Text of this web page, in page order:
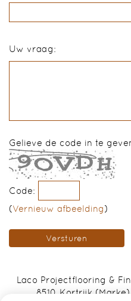
Uw vraag:
Gelieve de code in te
Code:
(Vernieuw afbeelding)
Laco Projectflooring &
8510 Kortrijk (Marke)